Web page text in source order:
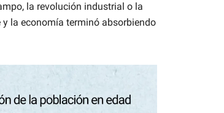
la revolución industrial o la
la economía terminó absorbiendo